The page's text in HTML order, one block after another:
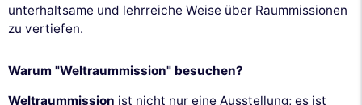
unterhaltsame und lehrreiche Weise über Raummissionen
zu vertiefen.
Warum "Weltraummission" besuchen?
Weltraummission ist nicht nur eine Ausstellung; es ist